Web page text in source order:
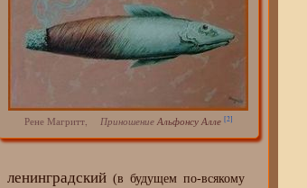
Рене Магритт, ПриношениеАльфонсу Алле [2]
ленинградский (в будущем по-всякому